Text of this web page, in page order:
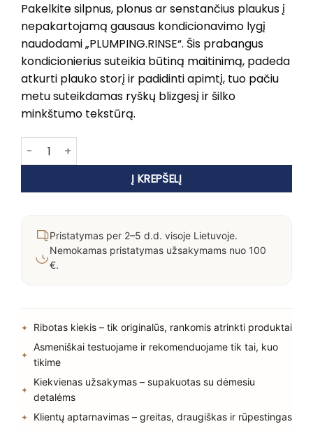
Pakelkite silpnus, plonus ar senstančius plaukus į
nepakartojamą gausaus kondicionavimo lygį
naudodami „PLUMPING.RINSE“. Šis prabangus
kondicionierius suteikia būtiną maitinimą, padeda
atkurti plauko storį ir padidinti apimtį, tuo pačiu
metu suteikdamas ryškų blizgesį ir šilko
minkštumo tekstūrą.
produkto kiekis: KEVIN MURPHY PLUMPING.RINSE
Į KREPŠELĮ
Pristatymas per 2–5 d.d. visoje Lietuvoje.
Nemokamas pristatymas užsakymams nuo 100
€.
Ribotas kiekis – tik originalūs, rankomis atrinkti produktai
Asmeniškai testuojame ir rekomenduojame tik tai, kuo
tikime
Kiekvienas užsakymas – supakuotas su dėmesiu
detalėms
Klientų aptarnavimas – greitas, draugiškas ir rūpestingas